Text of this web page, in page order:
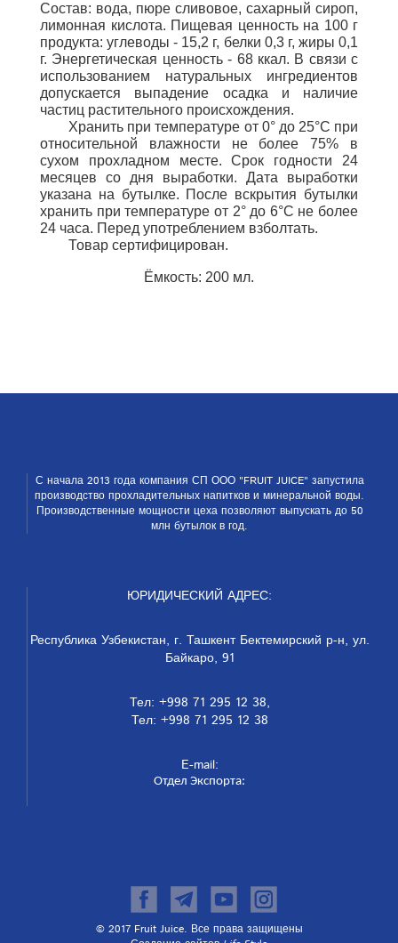
Состав: вода, пюре сливовое, сахарный сироп,
лимонная кислота. Пищевая ценность на 100 г
продукта: углеводы - 15,2 г, белки 0,3 г, жиры 0,1
г. Энергетическая ценность - 68 ккал. В связи с
использованием натуральных ингредиентов
допускается выпадение осадка и наличие
частиц растительного происхождения.
Хранить при температуре от 0° до 25°С при
относительной влажности не более 75% в
сухом прохладном месте. Срок годности 24
месяцев со дня выработки. Дата выработки
указана на бутылке. После вскрытия бутылки
хранить при температуре от 2° до 6°С не более
24 часа. Перед употреблением взболтать.
Товар сертифицирован.
Ёмкость: 200 мл.
С начала 2013 года компания СП ООО "FRUIT JUICE" запустила
производство прохладительных напитков и ми­неральной воды.
Производственные мощности цеха позволяют выпускать до 50
млн бутылок в год.
ЮРИДИЧЕСКИЙ АДРЕС:
Республика Узбекистан, г. Ташкент Бектемирский р-н, ул.
Байкаро, 91
Тел: +998 71 295 12 38,
Тел: +998 71 295 12 38
E-mail:
Отдел Экспорта:
© 2017 Fruit Juice. Все права защищены